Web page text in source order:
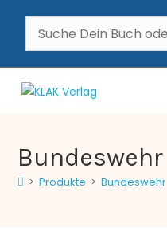
Bundeswehr
> Produkte > Bundeswehr